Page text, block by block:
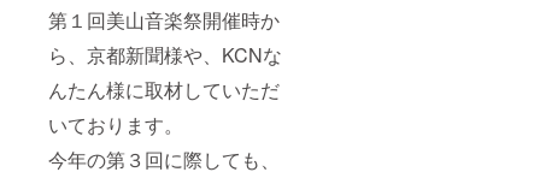
第１回美山音楽祭開催時か
ら、京都新聞様や、KCNな
んたん様に取材していただ
いております。
今年の第３回に際しても、